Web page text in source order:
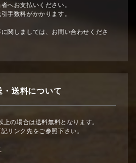
へお支払いください。
手数料がかかります。
関しましては、お問い合わせくださ
・送料について
の場合は送料無料となります。
リンク先をご参照下さい。